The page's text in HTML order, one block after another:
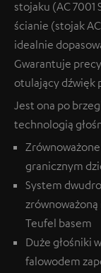
stojaku (AC 7001
ścianie (stojak
idealnie
Gwarantuje
otulający dźwięk
Jest ona po
technologią
granicznym
System
Teufel basem
Duże głośniki
falowodem